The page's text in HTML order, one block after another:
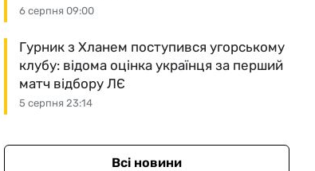
6 серпня 09:00
5 серпня 23:14
Гурник з Хланем поступився угорському
клубу: відома оцінка українця за перший
матч відбору ЛЄ
Всі новини